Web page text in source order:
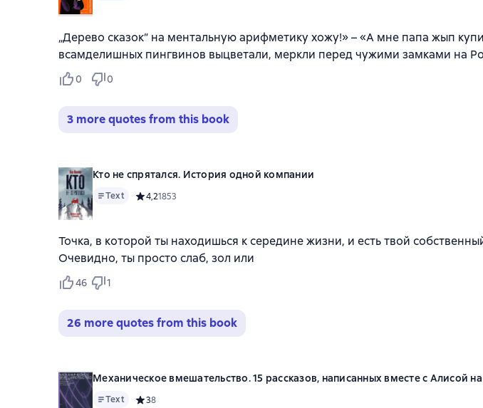
„Дерево сказок“ на ментальную арифметику хожу!» – «А мне папа жып
всамделишных пингвинов выцветали, меркли перед чужими замками на
0 0
3 more quotes from this book
Кто не спрятался. История одной компании
Text Средний рейтинг 4,2 на основе 1853 оценок
4,21853
Точка, в которой ты находишься к середине жизни, и есть твой
Очевидно, ты просто слаб, зол или
46 1
26 more quotes from this book
Механическое вмешательство. 15 рассказов, написанных вместе с Алисой
Text Средний рейтинг 3 на основе 8 оценок
38